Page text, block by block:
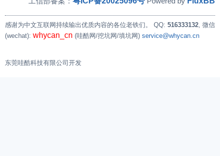
感谢为中文互联网持续输出优质内容的各位老铁们。 QQ: 516333132, 微信
(wechat): whycan_cn (哇酷网/挖坑网/填坑网) service@whycan.cn
东莞哇酷科技有限公司开发